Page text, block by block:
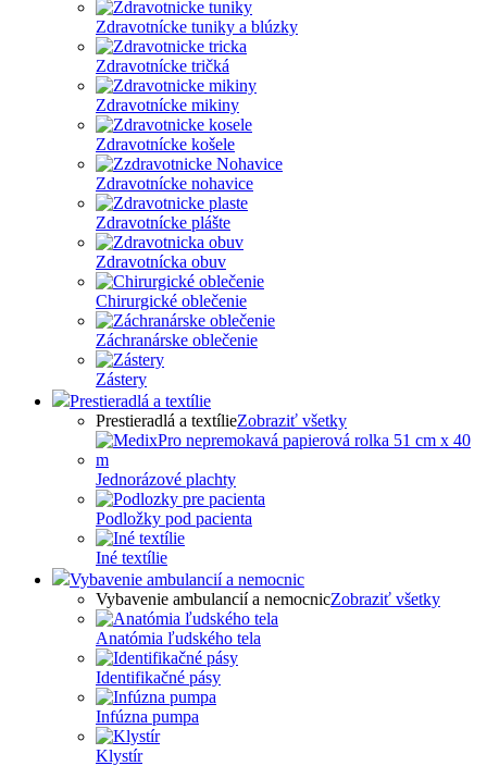
Zdravotnícke tuniky a blúzky
Zdravotnícke tričká
Zdravotnícke mikiny
Zdravotnícke košele
Zdravotnícke nohavice
Zdravotnícke plášte
Zdravotnícka obuv
Chirurgické oblečenie
Záchranárske oblečenie
Zástery
Prestieradlá a textílie
Prestieradlá a textílieZobraziť všetky
Jednorázové plachty
Podložky pod pacienta
Iné textílie
Vybavenie ambulancií a nemocnic
Vybavenie ambulancií a nemocnicZobraziť všetky
Anatómia ľudského tela
Identifikačné pásy
Infúzna pumpa
Klystír